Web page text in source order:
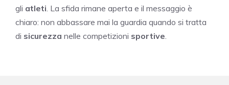
gli atleti . La sfida rimane aperta e il messaggio è
chiaro: non abbassare mai la guardia quando si tratta
di sicurezza nelle competizioni sportive